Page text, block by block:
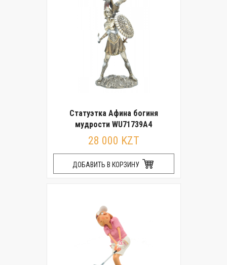
Статуэтка Афина богиня
мудрости WU71739A4
28 000 KZT
ДОБАВИТЬ В КОРЗИНУ